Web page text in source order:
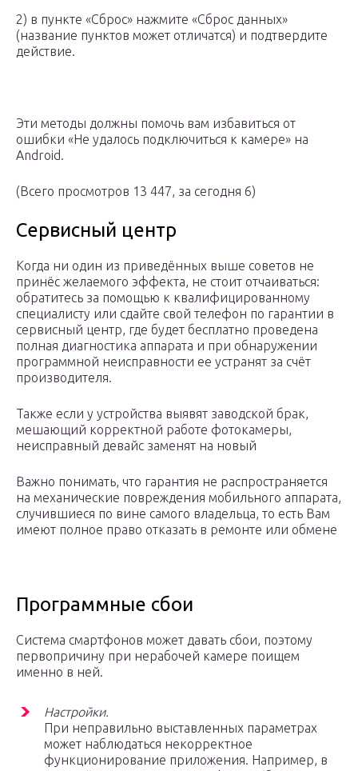
2) в пункте «Сброс» нажмите «Сброс данных»
(название пунктов может отличатся) и подтвердите
действие.
Эти методы должны помочь вам избавиться от
ошибки «Не удалось подключиться к камере» на
Android.
(Всего просмотров 13 447, за сегодня 6)
Сервисный центр
Когда ни один из приведённых выше советов не
принёс желаемого эффекта, не стоит отчаиваться:
обратитесь за помощью к квалифицированному
специалисту или сдайте свой телефон по гарантии в
сервисный центр, где будет бесплатно проведена
полная диагностика аппарата и при обнаружении
программной неисправности ее устранят за счёт
производителя.
Также если у устройства выявят заводской брак,
мешающий корректной работе фотокамеры,
неисправный девайс заменят на новый
Важно понимать, что гарантия не распространяется
на механические повреждения мобильного аппарата,
случившиеся по вине самого владельца, то есть Вам
имеют полное право отказать в ремонте или обмене
Программные сбои
Система смартфонов может давать сбои, поэтому
первопричину при нерабочей камере поищем
именно в ней.
Настройки.
При неправильно выставленных параметрах
может наблюдаться некорректное
функционирование приложения. Например, в